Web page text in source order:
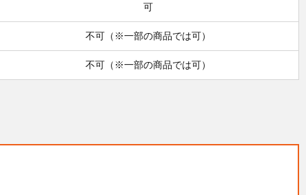
可
不可（※一部の商品では可）
不可（※一部の商品では可）